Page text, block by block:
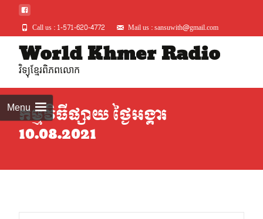
Call us : 1-571-620-4772 Mail us : sansuwith@gmail.com
World Khmer Radio
វិទ្យុខ្មែរពិភពលោក
Menuកម្មវិធីផ្សាយ ថ្ងៃអង្គារ
10.08.2021